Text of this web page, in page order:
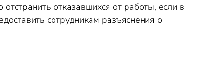
отказавшихся от работы, если в
сотрудникам разъяснения о